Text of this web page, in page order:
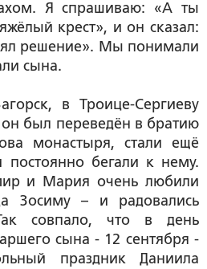
Я спрашиваю: «А ты
крест», и он сказал:
решение». Мы понимали
сына.
в Троице-Сергиеву
он был переведён в братию
монастыря, стали ещё
постоянно бегали к нему.
и Мария очень любили
Зосиму – и радовались
совпало, что в день
сына - 12 сентября -
праздник Даниила